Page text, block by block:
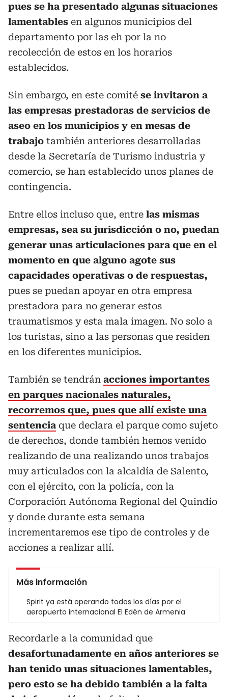
pues se ha presentado algunas situaciones
lamentables en algunos municipios del
departamento por las eh por la no
recolección de estos en los horarios
establecidos.
Sin embargo, en este comité se invitaron a
las empresas prestadoras de servicios de
aseo en los municipios y en mesas de
trabajo también anteriores desarrolladas
desde la Secretaría de Turismo industria y
comercio, se han establecido unos planes de
contingencia.
Entre ellos incluso que, entre las mismas
empresas, sea su jurisdicción o no, puedan
generar unas articulaciones para que en el
momento en que alguno agote sus
capacidades operativas o de respuestas,
pues se puedan apoyar en otra empresa
prestadora para no generar estos
traumatismos y esta mala imagen. No solo a
los turistas, sino a las personas que residen
en los diferentes municipios.
También se tendrán acciones importantes
en parques nacionales naturales,
recorremos que, pues que allí existe una
sentencia que declara el parque como sujeto
de derechos, donde también hemos venido
realizando de una realizando unos trabajos
muy articulados con la alcaldía de Salento,
con el ejército, con la policía, con la
Corporación Autónoma Regional del Quindío
y donde durante esta semana
incrementaremos ese tipo de controles y de
acciones a realizar allí.
Más información
Spirit ya está operando todos los días por el
aeropuerto internacional El Edén de Armenia
Recordarle a la comunidad que
desafortunadamente en años anteriores se
han tenido unas situaciones lamentables,
pero esto se ha debido también a la falta